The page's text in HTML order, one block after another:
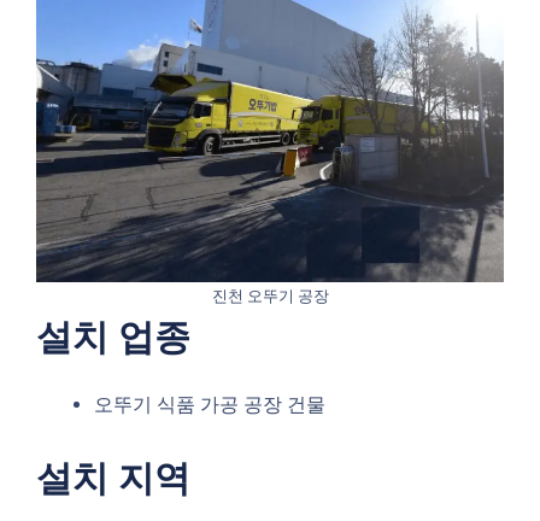
진천 오뚜기 공장
설치 업종
오뚜기 식품 가공 공장 건물
설치 지역